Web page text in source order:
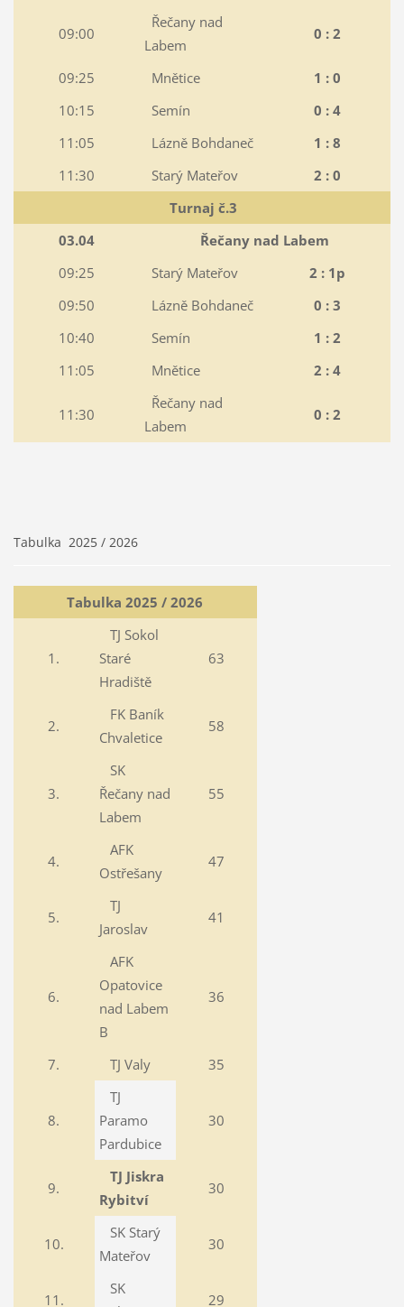
09:00
Řečany nad
Labem
0 : 2
09:25 Mnětice
1 : 0
10:15
Semín
0 : 4
11:05
Lázně Bohdaneč
1 : 8
11:30
Starý Mateřov
2 : 0
Turnaj č.3
03.04
Řečany nad Labem
09:25
Starý Mateřov
2 : 1p
09:50
Lázně Bohdaneč
0 : 3
10:40
Semín
1 : 2
11:05
Mnětice 2 : 4
11:30
Řečany nad
Labem
0 : 2
Tabulka 2025 / 2026
Tabulka 2025 / 2026
1.
TJ Sokol
Staré
Hradiště
63
2.
FK Baník
Chvaletice
58
3.
SK
Řečany nad
Labem
55
4.
AFK
Ostřešany
47
5.
TJ
Jaroslav
41
6.
AFK
Opatovice
nad Labem
B
36
7. TJ Valy 35
8.
TJ
Paramo
Pardubice
30
9.
TJ Jiskra
Rybitví
30
10.
SK Starý
Mateřov
30
11.
SK
29